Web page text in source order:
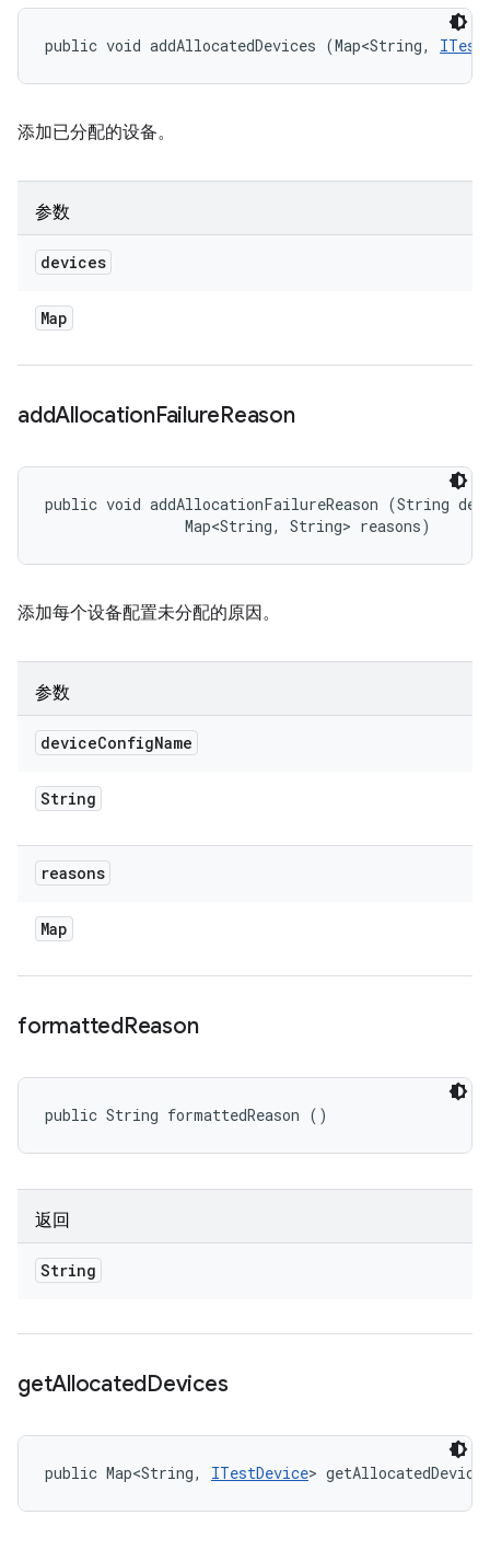
public void addAllocatedDevices (Map<String,
添加已分配的设备。
参数
devices
Map
addAllocationFailureReason
public void addAllocationFailureReason (String
                Map<String, String> reasons)
添加每个设备配置未分配的原因。
参数
deviceConfigName
String
reasons
Map
formattedReason
public String formattedReason ()
返回
String
getAllocatedDevices
public Map<String, ITestDevice>